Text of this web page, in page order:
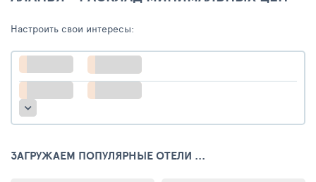
Настроить свои интересы:
ЗАГРУЖАЕМ ПОПУЛЯРНЫЕ ОТЕЛИ ...